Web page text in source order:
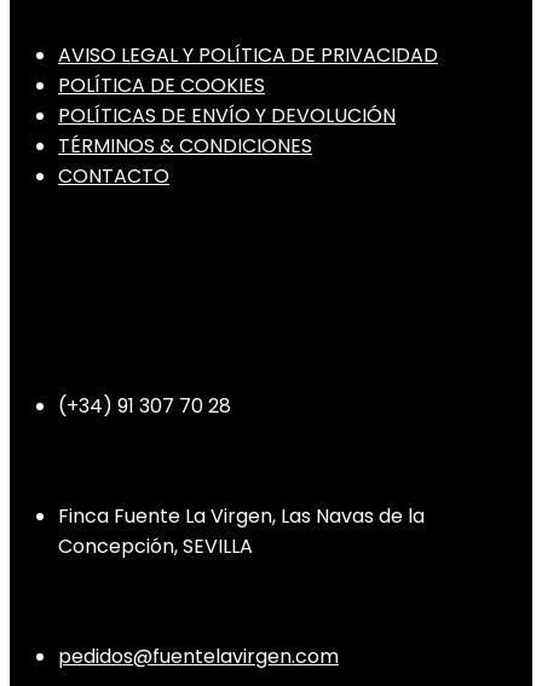
AVISO LEGAL Y POLÍTICA DE PRIVACIDAD
POLÍTICA DE COOKIES
POLÍTICAS DE ENVÍO Y DEVOLUCIÓN
TÉRMINOS & CONDICIONES
CONTACTO
(+34) 91 307 70 28
Finca Fuente La Virgen, Las Navas de la
Concepción, SEVILLA
pedidos@fuentelavirgen.com